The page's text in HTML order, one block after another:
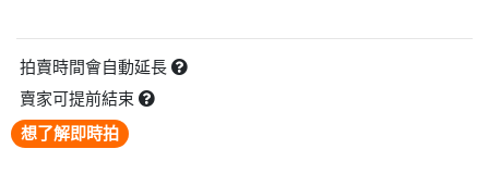
拍賣時間會自動延長
賣家可提前結束
想了解即時拍